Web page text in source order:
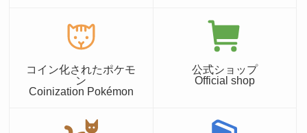
コイン化されたポケモ
ン
Coinization Pokémon
公式ショップ
Official shop